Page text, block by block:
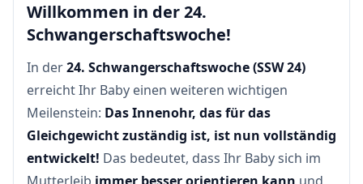
Willkommen in der 24.
Schwangerschaftswoche!
In der24. Schwangerschaftswoche (SSW 24)
erreicht Ihr Baby einen weiteren wichtigen
Meilenstein: Das Innenohr, das für das
Gleichgewicht zuständig ist, ist nun vollständig
entwickelt! Das bedeutet, dass Ihr Baby sich im